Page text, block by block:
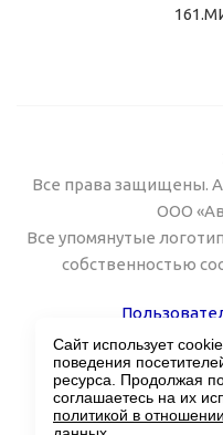
Все права защищены.
ООО
Все упомянутые
собственностью
Сайт использует
поведения
ресурса. Продолжая
соглашаетесь на их
политикой в